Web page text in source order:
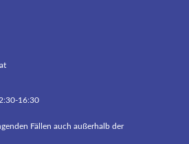
16:30
Fällen auch außerhalb der